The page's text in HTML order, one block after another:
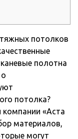
потолков
полотна
потолка?
компании «Аста
материалов,
могут